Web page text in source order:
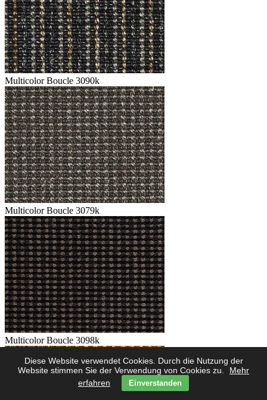
Diese Website verwendet Cookies. Durch die Nutzung der
Website stimmen Sie der Verwendung von Cookies zu.
Mehr
erfahren
Einverstanden
Multicolor Boucle 3090k
Multicolor Boucle 3079k
Multicolor Boucle 3098k